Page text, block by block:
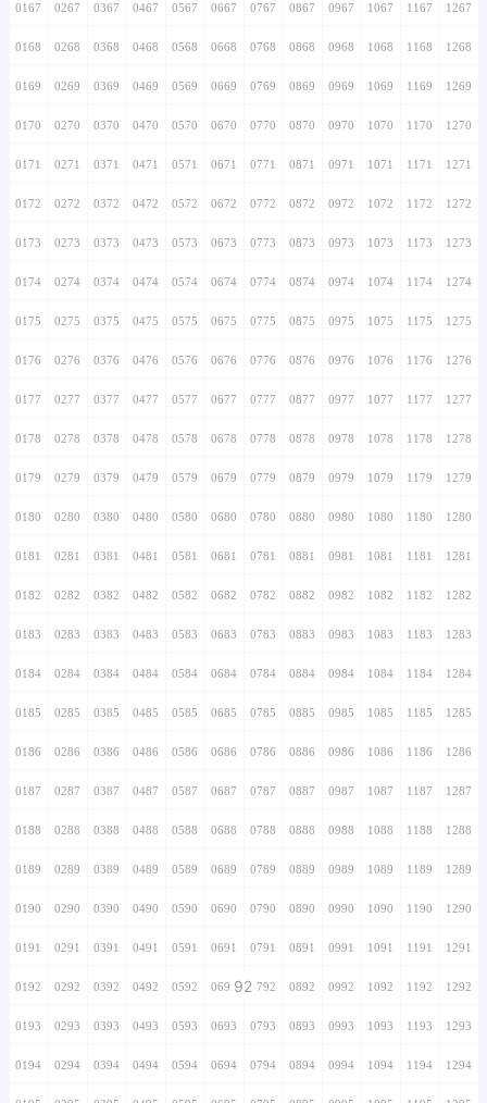
0167 0267 0367 0467 0567 0667 0767 0867 0967 1067 1167 1267
0168 0268 0368 0468 0568 0668 0768 0868 0968 1068 1168 1268
0169 0269 0369 0469 0569 0669 0769 0869 0969 1069 1169 1269
0170 0270 0370 0470 0570 0670 0770 0870 0970 1070 1170 1270
0171 0271 0371 0471 0571 0671 0771 0871 0971 1071 1171 1271
0172 0272 0372 0472 0572 0672 0772 0872 0972 1072 1172 1272
0173 0273 0373 0473 0573 0673 0773 0873 0973 1073 1173 1273
0174 0274 0374 0474 0574 0674 0774 0874 0974 1074 1174 1274
0175 0275 0375 0475 0575 0675 0775 0875 0975 1075 1175 1275
0176 0276 0376 0476 0576 0676 0776 0876 0976 1076 1176 1276
0177 0277 0377 0477 0577 0677 0777 0877 0977 1077 1177 1277
0178 0278 0378 0478 0578 0678 0778 0878 0978 1078 1178 1278
0179 0279 0379 0479 0579 0679 0779 0879 0979 1079 1179 1279
0180 0280 0380 0480 0580 0680 0780 0880 0980 1080 1180 1280
0181 0281 0381 0481 0581 0681 0781 0881 0981 1081 1181 1281
0182 0282 0382 0482 0582 0682 0782 0882 0982 1082 1182 1282
0183 0283 0383 0483 0583 0683 0783 0883 0983 1083 1183 1283
0184 0284 0384 0484 0584 0684 0784 0884 0984 1084 1184 1284
0185 0285 0385 0485 0585 0685 0785 0885 0985 1085 1185 1285
0186 0286 0386 0486 0586 0686 0786 0886 0986 1086 1186 1286
0187 0287 0387 0487 0587 0687 0787 0887 0987 1087 1187 1287
0188 0288 0388 0488 0588 0688 0788 0888 0988 1088 1188 1288
0189 0289 0389 0489 0589 0689 0789 0889 0989 1089 1189 1289
0190 0290 0390 0490 0590 0690 0790 0890 0990 1090 1190 1290
0191 0291 0391 0491 0591 0691 0791 0891 0991 1091 1191 1291
0192 0292 0392 0492 0592 0692920792 0892 0992 1092 1192 1292
0193 0293 0393 0493 0593 0693 0793 0893 0993 1093 1193 1293
0194 0294 0394 0494 0594 0694 0794 0894 0994 1094 1194 1294